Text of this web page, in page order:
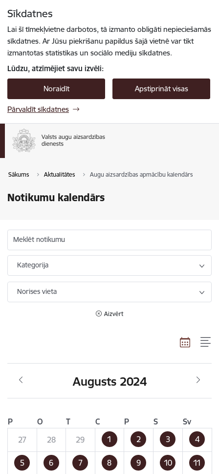
Sīkdatnes
Lai šī tīmekļvietne darbotos, tā izmanto obligāti nepieciešamās
sīkdatnes. Ar Jūsu piekrišanu papildus šajā vietnē var tikt
izmantotas statistikas un sociālo mediju sīkdatnes.
Lūdzu, atzīmējiet savu izvēli:
Noraidīt Apstiprināt visas
Pārvaldīt sīkdatnes
Sākums Aktualitātes Augu aizsardzības apmācību kalendārs
Notikumu kalendārs
Meklēt notikumu
Kategorija
Norises vieta
Aizvērt
Augusts 2024
P O T C P S
Sv
27
28 29 1 2 3 4
5 6 7 8 9 10 11